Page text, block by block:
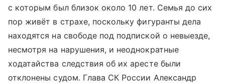
с которым был близок около 10 лет. Семья до сих
пор живёт в страхе, поскольку фигуранты дела
находятся на свободе под подпиской о невыезде,
несмотря на нарушения, и неоднократные
ходатайства следствия об их аресте были
отклонены судом. Глава СК России Александр